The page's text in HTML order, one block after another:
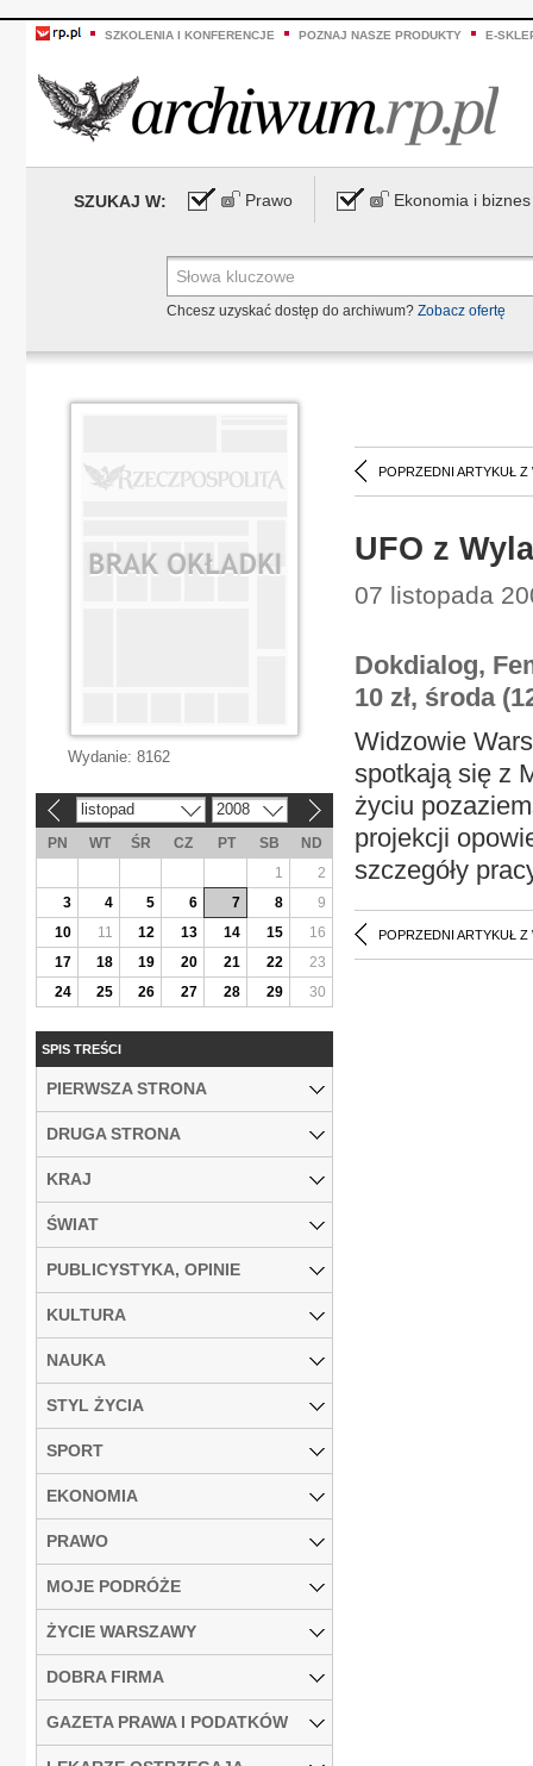
SZKOLENIA I KONFERENCJE POZNAJ NASZE PRODUKTY E-
SZUKAJ W: Prawo Ekonomia i biznes
Chcesz uzyskać dostęp do archiwum? Zobacz ofertę
POPRZEDNI ARTYKUŁ Z
UFO z
07 listopada
Dokdialog,
10 zł, środa
Widzowie
spotkają się z
życiu
projekcji
szczegóły
POPRZEDNI ARTYKUŁ Z
Wydanie: 8162
listopad 2008
PN WT ŚR CZ PT SB
ND
1
2
3
4 5 6 7 8
9
10
11 12 13 14 15
16
17
18 19 20 21 22
23
24
25 26 27 28 29 30
SPIS TREŚCI
PIERWSZA STRONA
DRUGA STRONA
KRAJ
ŚWIAT
PUBLICYSTYKA, OPINIE
KULTURA
NAUKA
STYL ŻYCIA
SPORT
EKONOMIA
PRAWO
MOJE PODRÓŻE
ŻYCIE WARSZAWY
DOBRA FIRMA
GAZETA PRAWA I PODATKÓW